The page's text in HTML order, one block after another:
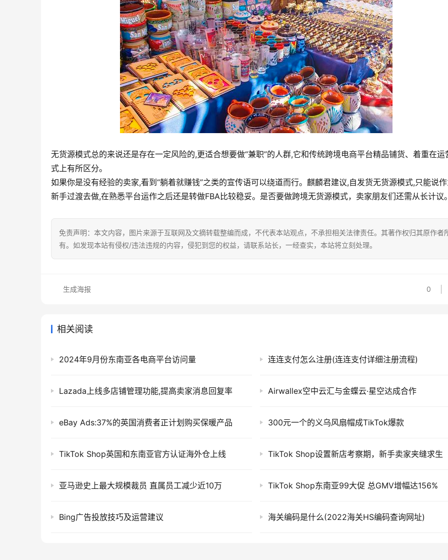
无货源模式总的来说还是存在一定风险的,更适合想要做“兼职”的人群,它和传统跨境电商平台精品铺货、着重在运
式上有所区分。
如果你是没有经验的卖家,看到“躺着就赚钱”之类的宣传语可以绕道而行。麒麟君建议,自发货无货源模式,只能说
新手过渡去做,在熟悉平台运作之后还是转做FBA比较稳妥。是否要做跨境无货源模式，卖家朋友们还需从长计议
免责声明：本文内容，图片来源于互联网及文摘转载整编而成，不代表本站观点，不承担相关法律责任。其著作权归其原作者
有。如发现本站有侵权/违法违规的内容，侵犯到您的权益，请联系站长，一经查实，本站将立刻处理。
0
生成海报
相关阅读
2024年9月份东南亚各电商平台访问量 连连支付怎么注册(连连支付详细注册流程)
Lazada上线多店铺管理功能,提高卖家消息回复率 Airwallex空中云汇与金蝶云·星空达成合作
eBay Ads:37%的英国消费者正计划购买保暖产品 300元一个的义乌风扇帽成TikTok爆款
TikTok Shop英国和东南亚官方认证海外仓上线 TikTok Shop设置新店考察期，新手卖家夹缝求生
亚马逊史上最大规模裁员 直属员工减少近10万 TikTok Shop东南亚99大促 总GMV增幅达156%
Bing广告投放技巧及运营建议 海关编码是什么(2022海关HS编码查询网址)